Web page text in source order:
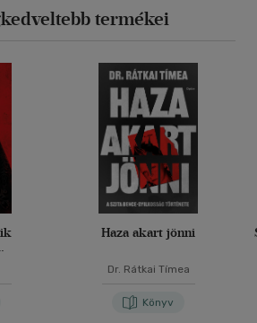
termékei
Haza akart jönni
Dr. Rátkai Tímea
Könyv